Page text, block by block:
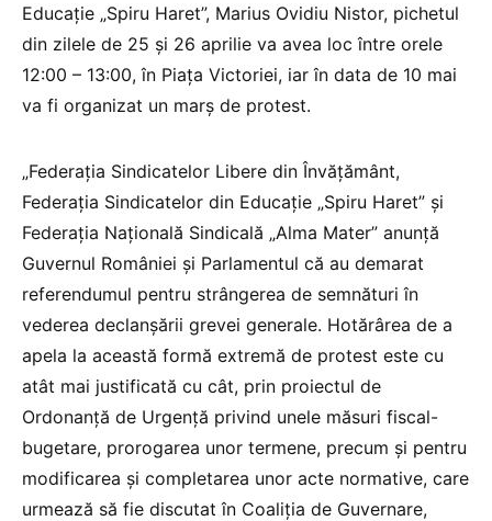
Educaţie „Spiru Haret”, Marius Ovidiu Nistor, pichetul
din zilele de 25 şi 26 aprilie va avea loc între orele
12:00 – 13:00, în Piaţa Victoriei, iar în data de 10 mai
va fi organizat un marş de protest.
„Federaţia Sindicatelor Libere din Învăţământ,
Federaţia Sindicatelor din Educaţie „Spiru Haret” şi
Federaţia Naţională Sindicală „Alma Mater” anunţă
Guvernul României şi Parlamentul că au demarat
referendumul pentru strângerea de semnături în
vederea declanşării grevei generale. Hotărârea de a
apela la această formă extremă de protest este cu
atât mai justificată cu cât, prin proiectul de
Ordonanţă de Urgenţă privind unele măsuri fiscal-
bugetare, prorogarea unor termene, precum şi pentru
modificarea şi completarea unor acte normative, care
urmează să fie discutat în Coaliţia de Guvernare,